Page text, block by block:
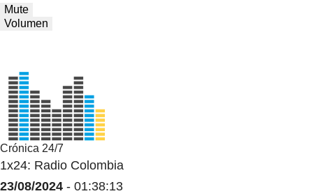
Mute
Volumen
Crónica 24/7
1x24: Radio Colombia
23/08/2024 - 01:38:13